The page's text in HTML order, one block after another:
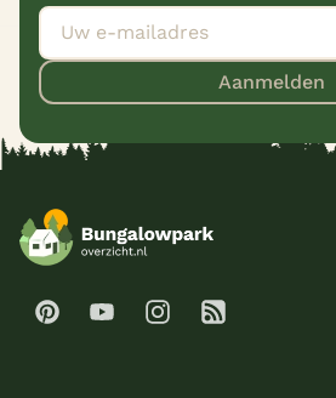
Aanmelden